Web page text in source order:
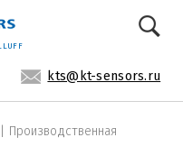
kts@kt-sensors.ru
Производственная